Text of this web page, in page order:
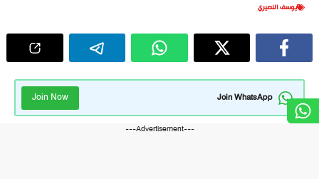
يوسف النصيري
Join WhatsApp
Join Now
---Advertisement---